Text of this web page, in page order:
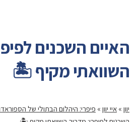
האיים השכנים
השוואתי מקיף 🏝️
יוון » איי יוון » פיפרי: היהלום הבתולי של